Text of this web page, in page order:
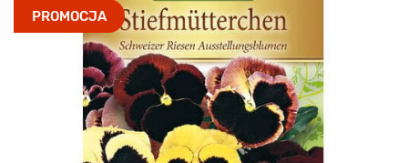
PROMOCJA